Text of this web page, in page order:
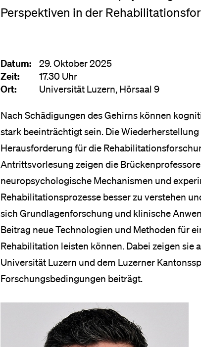
Perspektiven in der
Datum: 29. Oktober 2025
Zeit: 17.30 Uhr
Ort: Universität Luzern, Hörsaal 9
Nach Schädigungen des Gehirns können
stark beeinträchtigt sein. Die
Herausforderung für die
Antrittsvorlesung zeigen die
neuropsychologische Mechanismen und
Rehabilitationsprozesse besser zu verstehen
sich Grundlagenforschung und klinische
Beitrag neue Technologien und Methoden für
Rehabilitation leisten können. Dabei zeigen sie
Universität Luzern und dem Luzerner
Forschungsbedingungen beiträgt.
Stellensuchende
Förderer
Medien